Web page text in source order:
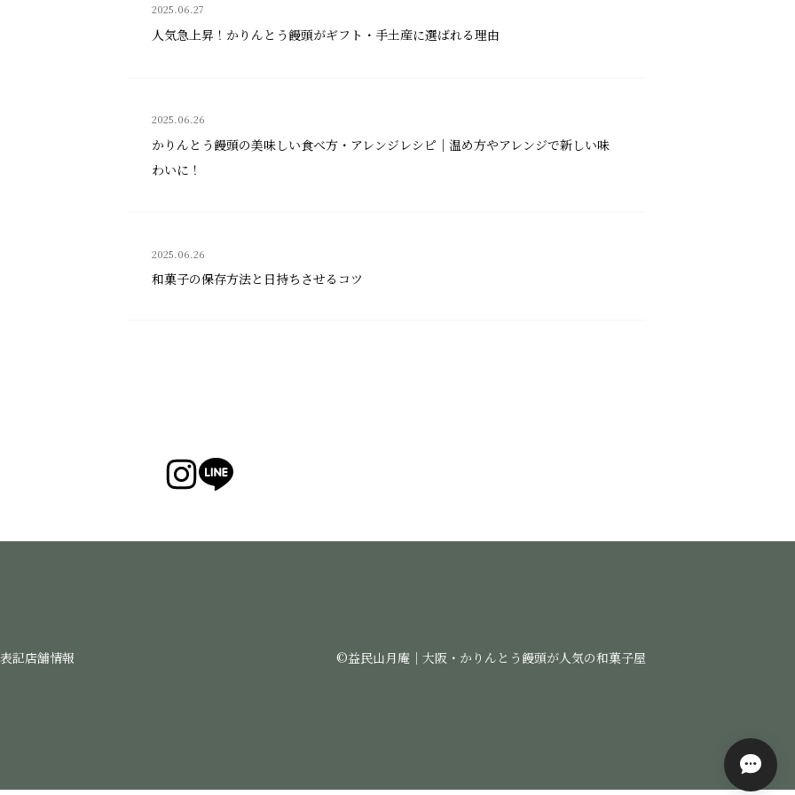
2025.06.27
人気急上昇！かりんとう饅頭がギフト・手土産に選ばれる理由
2025.06.26
かりんとう饅頭の美味しい食べ方・アレンジレシピ｜温め方やアレンジで新しい味
わいに！
2025.06.26
和菓子の保存方法と日持ちさせるコツ
記店舗情報 ©︎益民山月庵｜大阪・かりんとう饅頭が人気の和菓子屋